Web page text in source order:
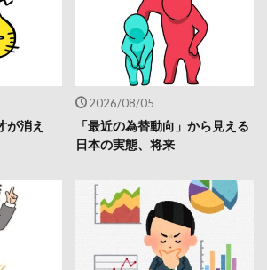
が消え
2026/08/05
「最近の為替動向」から見える
日本の実態、将来